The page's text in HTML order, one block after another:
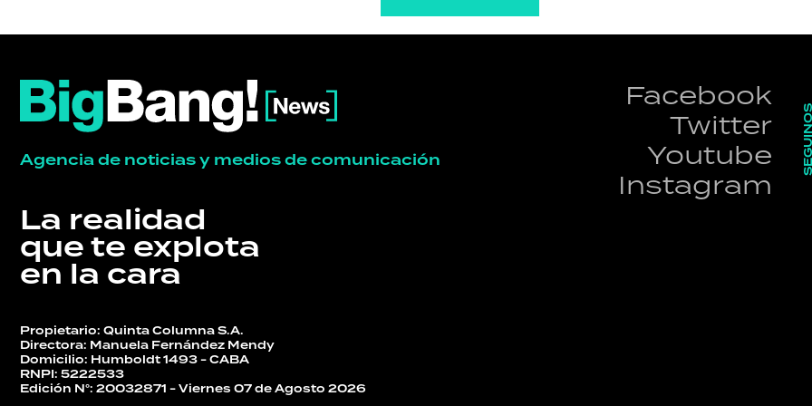
Agencia de noticias y medios de comunicación
La realidad
que te explota
en la cara
Facebook
Twitter
Youtube
Instagram
Propietario: Quinta Columna S.A.
Directora: Manuela Fernández Mendy
Domicilio: Humboldt 1493 - CABA
RNPI: 5222533
Edición N°: 20032871 - Viernes 07 de Agosto 2026